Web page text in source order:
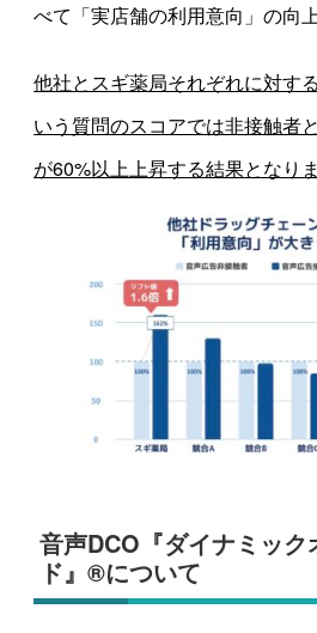
べて「実店舗の利用意向」の向
他社とスギ薬局それぞれに対す
いう質問のスコアでは非接触者
が60%以上上昇する結果となりま
音声DCO『ダイナミッ
ド』®について